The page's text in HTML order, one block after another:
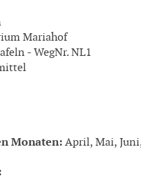
Mariahof
- WegNr. NL1
Monaten: April, Mai,